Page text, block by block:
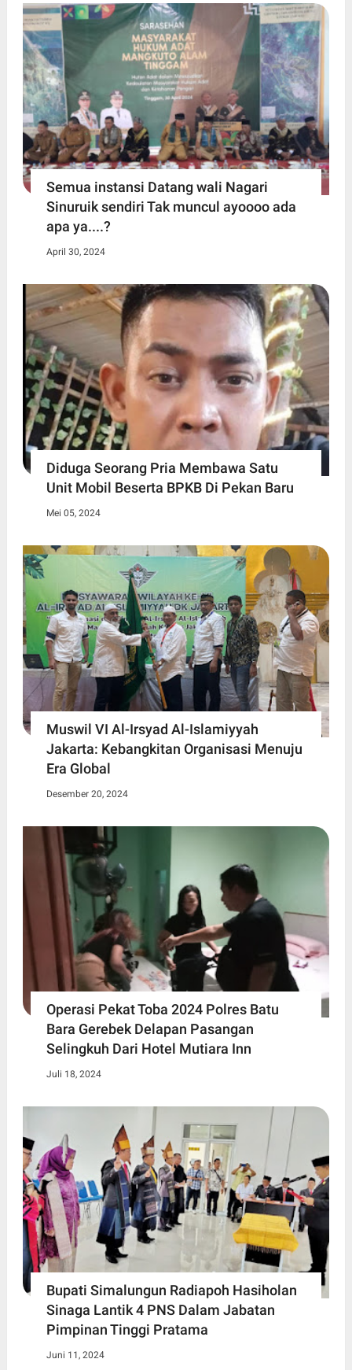
Semua instansi Datang wali Nagari
Sinuruik sendiri Tak muncul ayoooo ada
apa ya....?
April 30, 2024
Diduga Seorang Pria Membawa Satu
Unit Mobil Beserta BPKB Di Pekan Baru
Mei 05, 2024
Muswil VI Al-Irsyad Al-Islamiyyah
Jakarta: Kebangkitan Organisasi Menuju
Era Global
Desember 20, 2024
Operasi Pekat Toba 2024 Polres Batu
Bara Gerebek Delapan Pasangan
Selingkuh Dari Hotel Mutiara Inn
Juli 18, 2024
Bupati Simalungun Radiapoh Hasiholan
Sinaga Lantik 4 PNS Dalam Jabatan
Pimpinan Tinggi Pratama
Juni 11, 2024